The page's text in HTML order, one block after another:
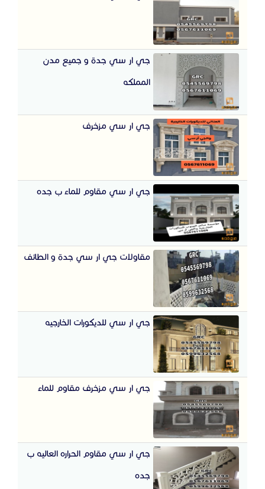
جي ار سي جدة و جميع مدن
المملكه
جي ار سي مزخرف
جي ار سي مقاوم للماء ب جده
مقاولات جي ار سي جدة و الطائف
جي ار سي للديكورات الخارجيه
جي ار سي مزخرف مقاوم للماء
جي ار سي مقاوم الحراره العاليه ب
جده